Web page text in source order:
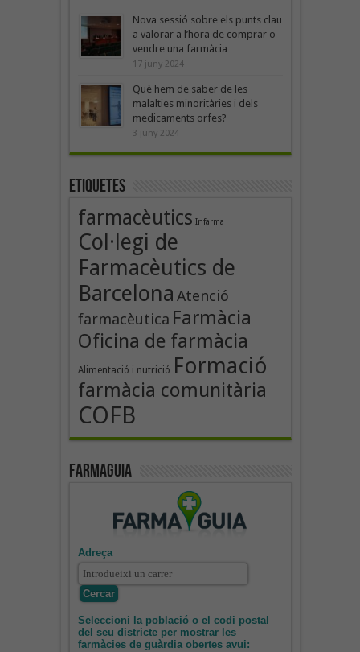
Nova sessió sobre els punts clau
a valorar a l’hora de comprar o
vendre una farmàcia
17 juny 2024
Què hem de saber de les
malalties minoritàries i dels
medicaments orfes?
3 juny 2024
Etiquetes
farmacèutics Infarma
Col·legi de
Farmacèutics de
Barcelona Atenció
farmacèutica Farmàcia
Oficina de farmàcia
Alimentació i nutrició Formació
farmàcia comunitària
COFB
Farmaguia
Adreça
Seleccioni la població o el codi postal
del seu districte per mostrar les
farmàcies de guàrdia obertes avui: